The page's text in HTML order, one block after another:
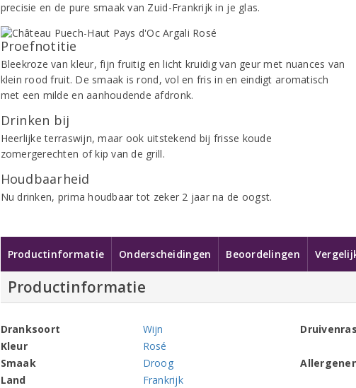
precisie en de pure smaak van Zuid-Frankrijk in je glas.
Proefnotitie
Bleekroze van kleur, fijn fruitig en licht kruidig van geur met nuances van
klein rood fruit. De smaak is rond, vol en fris in en eindigt aromatisch
met een milde en aanhoudende afdronk.
Drinken bij
Heerlijke terraswijn, maar ook uitstekend bij frisse koude
zomergerechten of kip van de grill.
Houdbaarheid
Nu drinken, prima houdbaar tot zeker 2 jaar na de oogst.
Productinformatie Onderscheidingen Beoordelingen
Productinformatie
Dranksoort
Wijn
Kleur
Rosé
Smaak
Droog
Land
Frankrijk